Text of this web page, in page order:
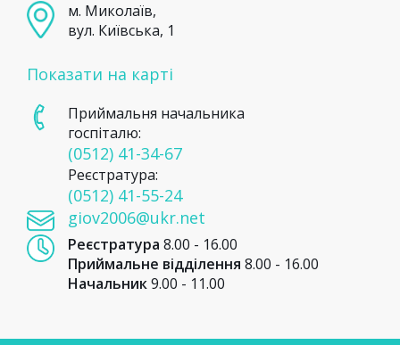
м. Миколаїв,
вул. Київська, 1
Показати на карті
Приймальня начальника
госпіталю:
(0512) 41-34-67
Реєстратура:
(0512) 41-55-24
giov2006@ukr.net
Реєстратура 8.00 - 16.00
Приймальне відділення 8.00 - 16.00
Начальник9.00 - 11.00